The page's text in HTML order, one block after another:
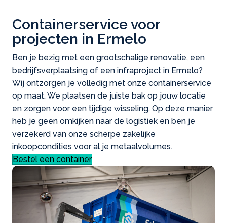
Containerservice voor
projecten in Ermelo
Ben je bezig met een grootschalige renovatie, een
bedrijfsverplaatsing of een infraproject in Ermelo?
Wij ontzorgen je volledig met onze containerservice
op maat. We plaatsen de juiste bak op jouw locatie
en zorgen voor een tijdige wisseling. Op deze manier
heb je geen omkijken naar de logistiek en ben je
verzekerd van onze scherpe zakelijke
inkoopcondities voor al je metaalvolumes.
Bestel een container